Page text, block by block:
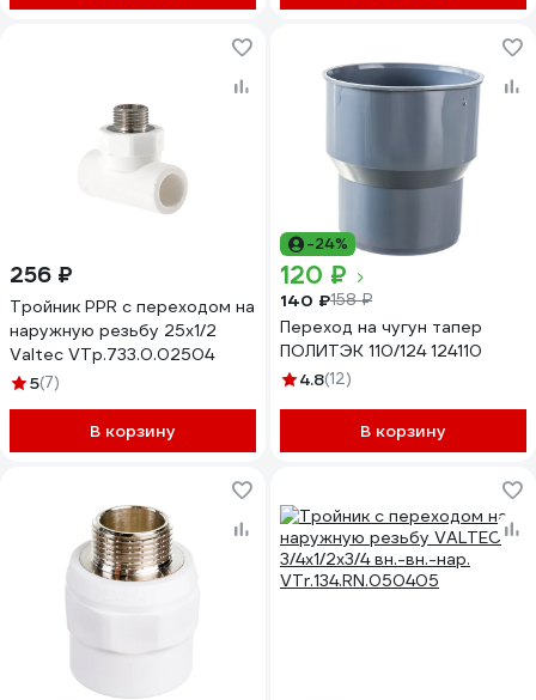
256 ₽
Тройник PPR с переходом на
наружную резьбу 25х1/2
Valtec VTp.733.0.02504
5(7)
В корзину
-24%
120 ₽
140 ₽158 ₽
Переход на чугун тапер
ПОЛИТЭК 110/124 124110
4.8(12)
В корзину